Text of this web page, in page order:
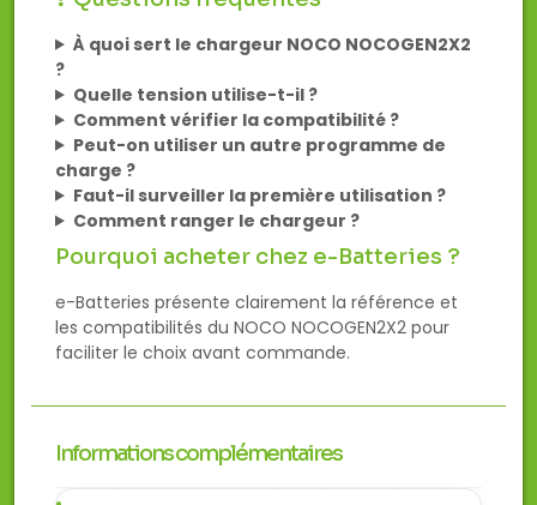
À quoi sert le chargeur NOCO NOCOGEN2X2
?
Quelle tension utilise-t-il ?
Comment vérifier la compatibilité ?
Peut-on utiliser un autre programme de
charge ?
Faut-il surveiller la première utilisation ?
Comment ranger le chargeur ?
Pourquoi acheter chez e-Batteries ?
e-Batteries présente clairement la référence et
les compatibilités du NOCO NOCOGEN2X2 pour
faciliter le choix avant commande.
Informations complémentaires